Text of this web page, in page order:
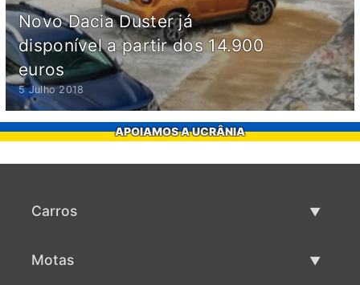
Novo Dacia Duster já
disponível a partir dos 14.900
euros
5 Julho 2018
APOIAMOS A UCRÂNIA
Carros
Motas